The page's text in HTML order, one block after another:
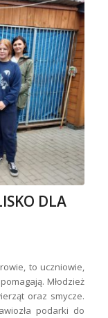
DLA
to uczniowie,
Młodzież
oraz smycze.
podarki do